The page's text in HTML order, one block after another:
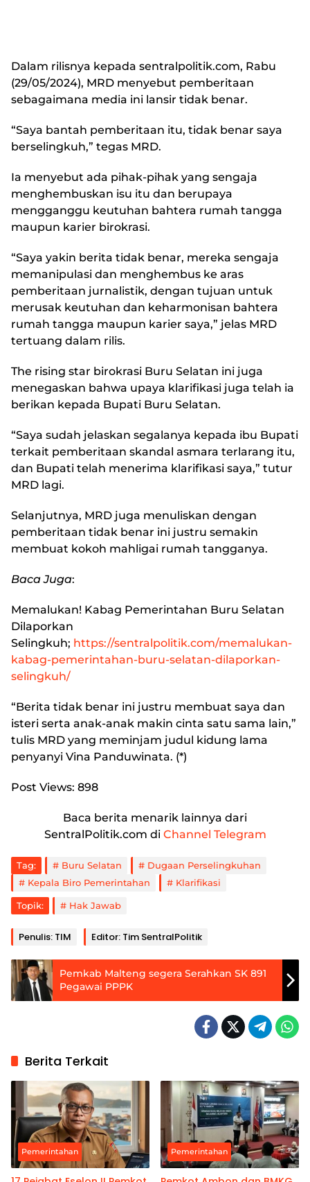
Dalam rilisnya kepada sentralpolitik.com, Rabu
(29/05/2024), MRD menyebut pemberitaan
sebagaimana media ini lansir tidak benar.
“Saya bantah pemberitaan itu, tidak benar saya
berselingkuh,” tegas MRD.
Ia menyebut ada pihak-pihak yang sengaja
menghembuskan isu itu dan berupaya
mengganggu keutuhan bahtera rumah tangga
maupun karier birokrasi.
“Saya yakin berita tidak benar, mereka sengaja
memanipulasi dan menghembus ke aras
pemberitaan jurnalistik, dengan tujuan untuk
merusak keutuhan dan keharmonisan bahtera
rumah tangga maupun karier saya,” jelas MRD
tertuang dalam rilis.
The rising star birokrasi Buru Selatan ini juga
menegaskan bahwa upaya klarifikasi juga telah ia
berikan kepada Bupati Buru Selatan.
“Saya sudah jelaskan segalanya kepada ibu Bupati
terkait pemberitaan skandal asmara terlarang itu,
dan Bupati telah menerima klarifikasi saya,” tutur
MRD lagi.
Selanjutnya, MRD juga menuliskan dengan
pemberitaan tidak benar ini justru semakin
membuat kokoh mahligai rumah tangganya.
Baca Juga:
Memalukan! Kabag Pemerintahan Buru Selatan
Dilaporkan
Selingkuh; https://sentralpolitik.com/memalukan-
kabag-pemerintahan-buru-selatan-dilaporkan-
selingkuh/
“Berita tidak benar ini justru membuat saya dan
isteri serta anak-anak makin cinta satu sama lain,”
tulis MRD yang meminjam judul kidung lama
penyanyi Vina Panduwinata. (*)
Post Views: 898
Baca berita menarik lainnya dari
SentralPolitik.com di Channel Telegram
Tag: Buru Selatan
Dugaan Perselingkuhan
Kepala Biro Pemerintahan
Klarifikasi
Topik: Hak Jawab
Penulis: TIM Editor: Tim SentralPolitik
Pemkab Malteng segera Serahkan SK 891
Pegawai PPPK
Berita Terkait
Pemerintahan Pemerintahan